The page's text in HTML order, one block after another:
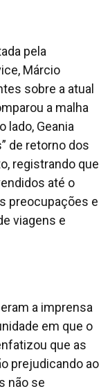
pela
Márcio
sobre a atual
a malha
lado, Geania
de retorno dos
registrando que
até o
preocupações e
viagens e
a imprensa
em que o
que as
prejudicando ao
não se